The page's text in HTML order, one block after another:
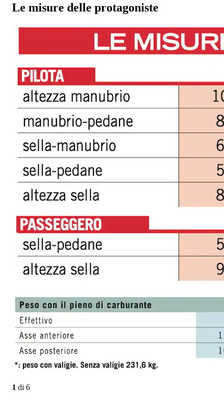
Le misure delle protagoniste
1 di 6